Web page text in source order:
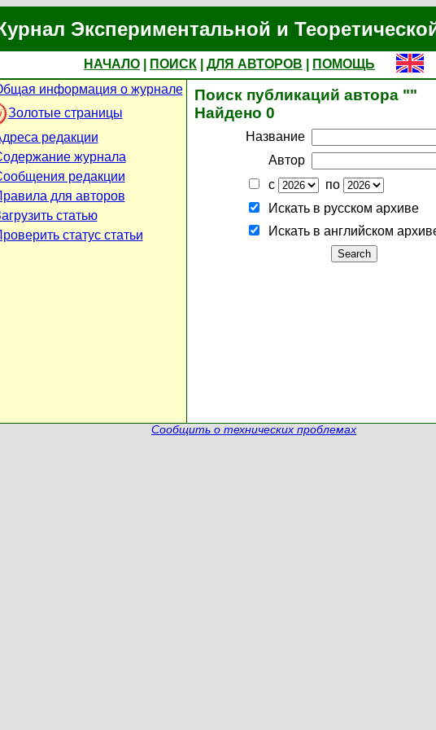
Экспериментальной и
НАЧАЛО ПОИСК ДЛЯ АВТОРОВ
ПОМОЩЬ
информация о журнале
Золотые страницы
редакции
журнала
редакции
для авторов
статью
статус статьи
Поиск публикаций автора ""
Найдено 0
Название
Автор
с
по
Искать в русском архиве
Искать в английском
Сообщить о технических проблемах